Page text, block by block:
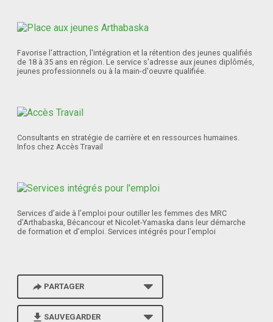
Favorise l'attraction, l'intégration et la rétention des jeunes qualifiés
de 18 à 35 ans en région. Le service s'adresse aux jeunes diplômés,
jeunes professionnels ou à la main-d'oeuvre qualifiée.
Consultants en stratégie de carrière et en ressources humaines.
Infos chez Accès Travail
Services d’aide à l’emploi pour outiller les femmes des MRC
d’Arthabaska, Bécancour et Nicolet-Yamaska dans leur démarche
de formation et d’emploi. Services intégrés pour l'emploi
PARTAGER
SAUVEGARDER